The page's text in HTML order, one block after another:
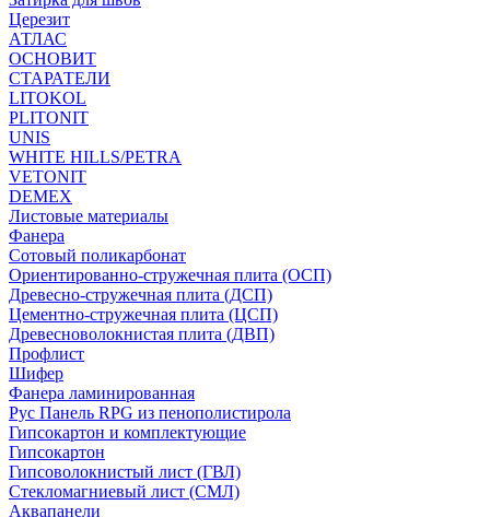
Церезит
АТЛАС
ОСНОВИТ
СТАРАТЕЛИ
LITOKOL
PLITONIT
UNIS
WHITE HILLS/PETRA
VETONIT
DEMEX
Листовые материалы
Фанера
Сотовый поликарбонат
Ориентированно-стружечная плита (ОСП)
Древесно-стружечная плита (ДСП)
Цементно-стружечная плита (ЦСП)
Древесноволокнистая плита (ДВП)
Профлист
Шифер
Фанера ламинированная
Рус Панель RPG из пенополистирола
Гипсокартон и комплектующие
Гипсокартон
Гипсоволокнистый лист (ГВЛ)
Стекломагниевый лист (СМЛ)
Аквапанели